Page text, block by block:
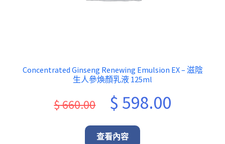
Concentrated Ginseng Renewing Emulsion EX – 滋陰
生人參煥顏乳液 125ml
$660.00
Original
price
was:
$ 598.00Current
查看內容